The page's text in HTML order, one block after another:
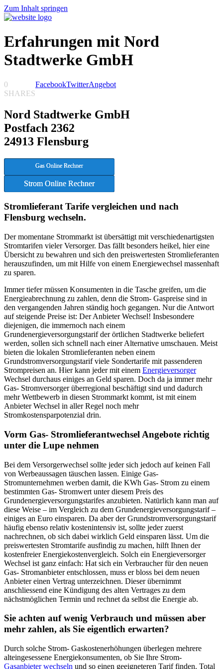
Zum Inhalt springen
Erfahrungen mit Nord
Stadtwerke GmbH
0
SHARES
FacebookTwitterAngebot
Nord Stadtwerke GmbH
Postfach 2362
24913 Flensburg
Gas Online Rechner
Strom Online Rechner
Stromlieferant Tarife vergleichen und nach
Flensburg wechseln.
Der momentane Strommarkt ist übersättigt mit verschiedenartigsten
Stromtarifen vieler Versorger. Das fällt besonders heikel, hier eine
Übersicht zu bewahren und sich den preiswertesten Stromlieferanten
herauszufinden, um mit Hilfe von einem Energiewechsel massenhaft
zu sparen.
Immer tiefer müssen Konsumenten in die Tasche greifen, um die
Energieabrechnung zu zahlen, denn die Strom- Gaspreise sind in
den vergangenden Jahren ständig hoch gegangen. Nur die Antwort
auf steigende Preise ist: Der Anbieter Wechsel! Insbesondere
diejenigen, die immernoch nach einem
Grundenergieversorgungstarif der örtlichen Stadtwerke beliefert
werden, sollen sich schnell nach einer Alternative umschauen. Meist
bieten die lokalen Stromlieferanten neben einem
Grundstromversorgungstarif viele Sondertarife mit passenderen
Strompreisen an. Hier kann jeder mit einem Energieversorger
Wechsel durchaus einiges an Geld sparen. Doch da ja immer mehr
Gas- Stromversorger überregional beschäftigt sind und dadurch
mehr Wettbewerb in diesen Strommarkt kommt, ist mit einem
Anbieter Wechsel in aller Regel noch mehr
Stromkostensparpotenzial drin.
Vorm Gas- Stromlieferantwechsel Angebote richtig
unter die Lupe nehmen
Bei dem Versorgerwechsel sollte jeder sich jedoch auf keinen Fall
von Werbeaussagen täuschen lassen. Einige Gas-
Stromunternehmen werben damit, die KWh Gas- Strom zu einem
bestimmten Gas- Stromwert unter diesem Preis des
Grundenergieversorgungstarifes anzubieten. Natürlich kann man auf
diese Weise – im Vergleich zu dem Grundenergieversorgungstarif –
einiges an Euro einsparen. Da aber der Grundstromversorgungstarif
häufig ebenso relativ kostenintensiv ist, sollte jeder zuerst
nachrechnen, ob sich dabei wirklich Geld einsparen lässt. Um die
preiswertesten Stromtarife ausfindig zu machen, hilft Ihnen der
kostenfreier Energiekostenvergleich. Solch ein Energieversorger
Wechsel ist ganz einfach: Hat sich ein Verbraucher für den neuen
Gas- Stromanbieter entschlossen, muss er bloss bei dem neuen
Anbieter einen Vertrag unterzeichnen. Dieser übernimmt
anschliessend eine Kündigung des alten Vertrages zu dem
nächstmöglichen Termin und rechnet da selbst die Energie ab.
Sie achten auf wenig Verbrauch und müssen aber
mehr zahlen, als Sie eigentlich erwarten?
Durch solche Strom- Gaskostenerhöhungen überlegen mehrere
alteingesessene Energiekonsumenten, ob Sie Ihre Strom-
Gasanbieter wechseln und so einen geeigneteren Tarif finden. Total